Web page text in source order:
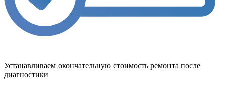
Устанавливаем окончательную стоимость ремонта после
диагностики